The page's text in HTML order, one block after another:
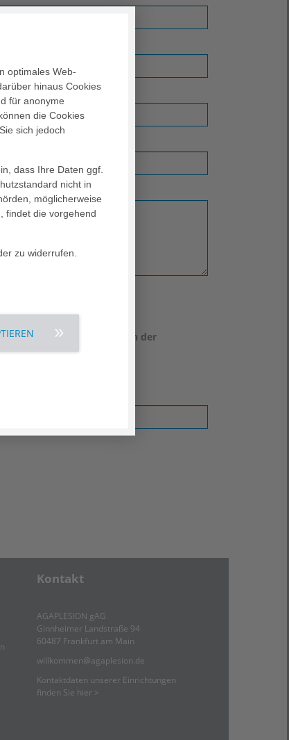
Datenschutz finden Sie in der
Kontakt
AGAPLESION gAG
Ginnheimer Landstraße 94
60487 Frankfurt am Main
willkommen@agaplesion.de
Kontaktdaten unserer Einrichtungen
finden Sie hier >
optimales Web-
hinaus Cookies
für anonyme
die Cookies
sich jedoch
dass Ihre Daten ggf.
nicht in
möglicherweise
findet die vorgehend
zu widerrufen.